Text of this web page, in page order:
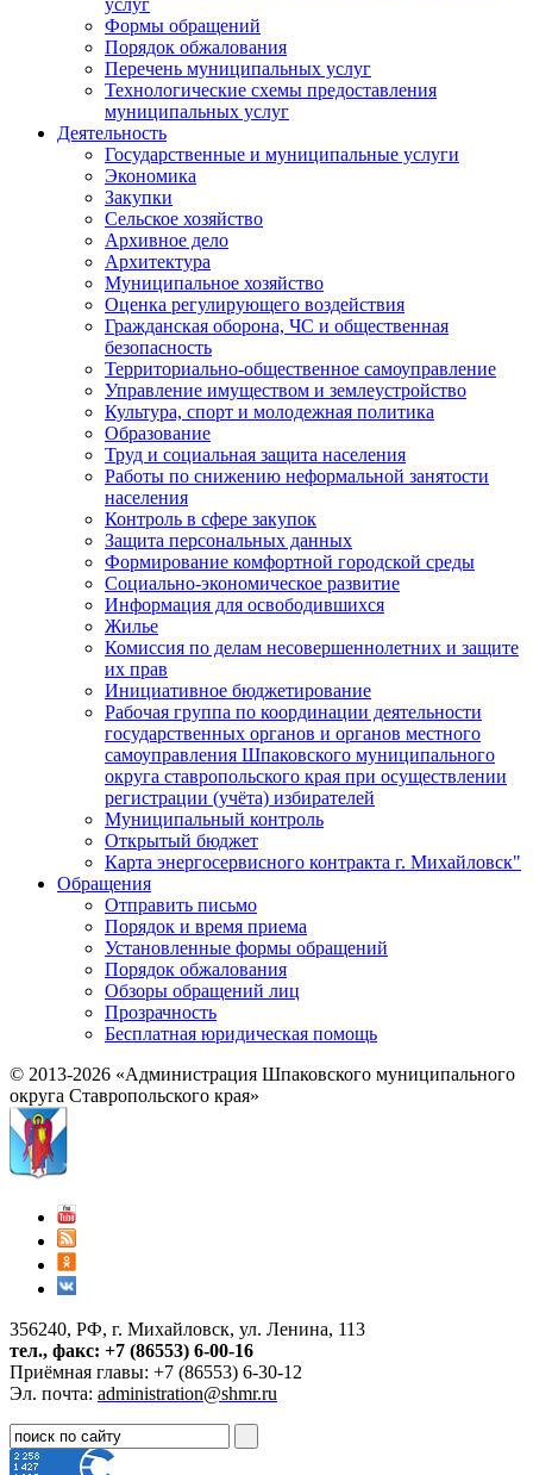
Формы обращений
Порядок обжалования
Перечень муниципальных услуг
Технологические схемы предоставления
муниципальных услуг
Деятельность
Государственные и муниципальные услуги
Экономика
Закупки
Сельское хозяйство
Архивное дело
Архитектура
Муниципальное хозяйство
Оценка регулирующего воздействия
Гражданская оборона, ЧС и общественная
безопасность
Территориально-общественное самоуправление
Управление имуществом и землеустройство
Культура, спорт и молодежная политика
Образование
Труд и социальная защита населения
Работы по снижению неформальной занятости
населения
Контроль в сфере закупок
Защита персональных данных
Формирование комфортной городской среды
Социально-экономическое развитие
Информация для освободившихся
Жилье
Комиссия по делам несовершеннолетних и защите
их прав
Инициативное бюджетирование
Рабочая группа по координации деятельности
государственных органов и органов местного
самоуправления Шпаковского муниципального
округа ставропольского края при осуществлении
регистрации (учёта) избирателей
Муниципальный контроль
Открытый бюджет
Карта энергосервисного контракта г. Михайловск"
Обращения
Отправить письмо
Порядок и время приема
Установленные формы обращений
Порядок обжалования
Обзоры обращений лиц
Прозрачность
Бесплатная юридическая помощь
© 2013-2026 «Администрация Шпаковского муниципального
округа Ставропольского края»
356240, РФ, г. Михайловск, ул. Ленина, 113
тел., факс: +7 (86553) 6-00-16
Приёмная главы: +7 (86553) 6-30-12
Эл. почта: administration@shmr.ru